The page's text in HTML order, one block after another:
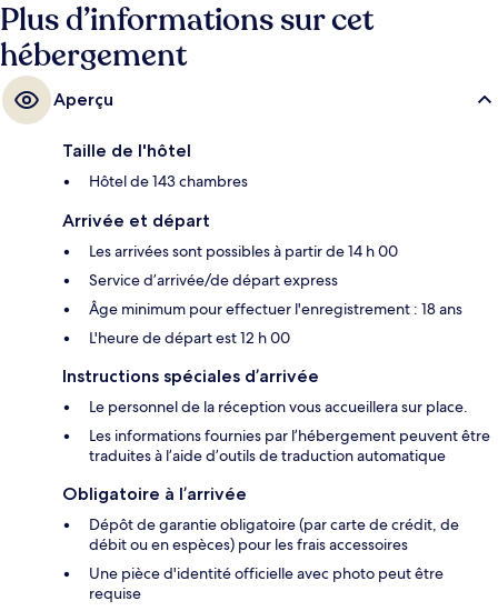
Plus d’informations sur cet
hébergement
Aperçu
Taille de l'hôtel
Hôtel de 143 chambres
Arrivée et départ
Les arrivées sont possibles à partir de 14 h 00
Service d’arrivée/de départ express
Âge minimum pour effectuer l'enregistrement : 18 ans
L'heure de départ est 12 h 00
Instructions spéciales d’arrivée
Le personnel de la réception vous accueillera sur place.
Les informations fournies par l’hébergement peuvent être
traduites à l’aide d’outils de traduction automatique
Obligatoire à l’arrivée
Dépôt de garantie obligatoire (par carte de crédit, de
débit ou en espèces) pour les frais accessoires
Une pièce d'identité officielle avec photo peut être
requise